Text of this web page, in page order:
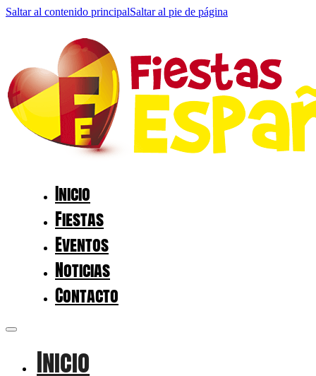
Saltar al contenido principalSaltar al pie de página
Inicio
Fiestas
Eventos
Noticias
Contacto
Inicio